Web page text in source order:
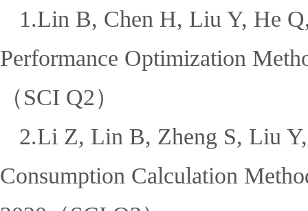
1.Lin B, Chen H, Liu Y, He
Performance Optimization
（SCI Q2）
2.Li Z, Lin B, Zheng S, Liu
Consumption Calculation